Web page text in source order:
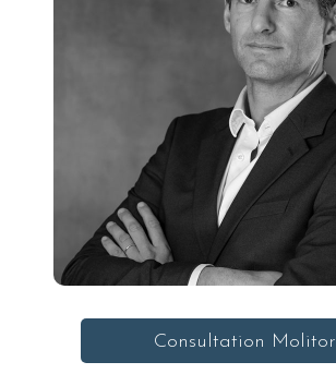
Consultation Molitor